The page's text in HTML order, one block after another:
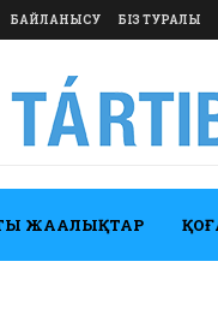
БАЙЛАНЫСУ БІЗ ТУРАЛЫ
ЖАҢАЛЫҚТАР